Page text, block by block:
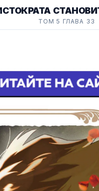
РЫЦАРЯ
ТОМ 5 ГЛАВА 33